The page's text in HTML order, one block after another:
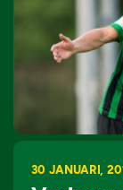
30 JANUARI,